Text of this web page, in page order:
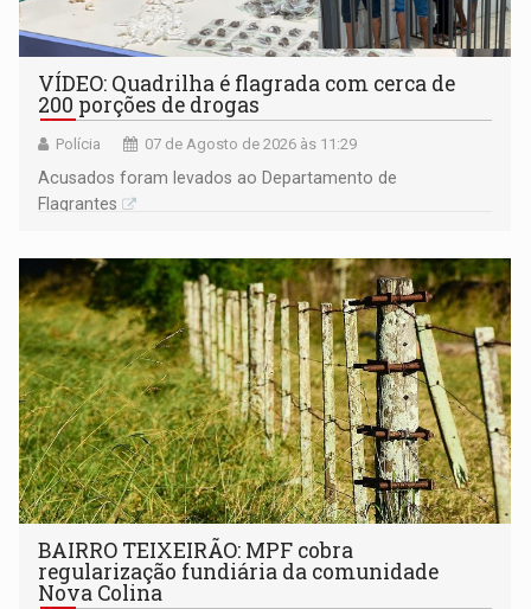
VÍDEO: Quadrilha é flagrada com cerca de
200 porções de drogas
Polícia 07 de Agosto de 2026 às 11:29
Acusados foram levados ao Departamento de
Flagrantes
BAIRRO TEIXEIRÃO: MPF cobra
regularização fundiária da comunidade
Nova Colina